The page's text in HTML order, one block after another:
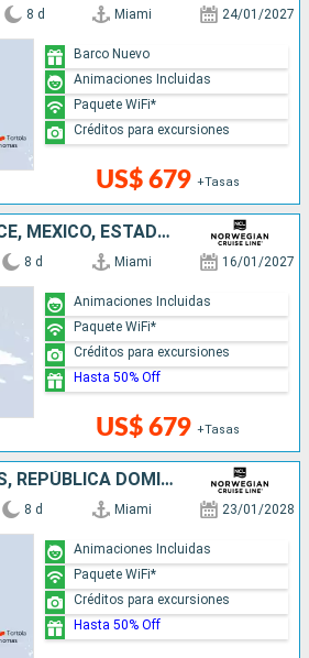
8 d Miami 24/01/2027
US$ 679 +Tasas
Barco Nuevo
Animaciones Incluidas
Paquete WiFi*
Créditos para excursiones
HONDURAS, BELICE, MÉXICO, ESTADOS UNIDOS
8 d Miami 16/01/2027
US$ 679 +Tasas
Animaciones Incluidas
Paquete WiFi*
Créditos para excursiones
Hasta 50% Off
ESTADOS UNIDOS, REPÚBLICA DOMINICANA, BAHAMAS
8 d Miami 23/01/2028
Animaciones Incluidas
Paquete WiFi*
Créditos para excursiones
Hasta 50% Off